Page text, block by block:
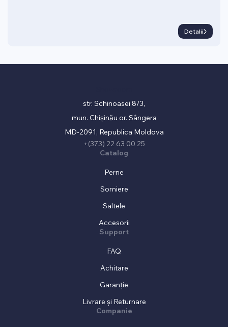
Detalii
str. Schinoasei 8/3,
mun. Chișinău or. Sângera
MD-2091, Republica Moldova
+(373) 22 63 00 25
Catalog
Perne
Somiere
Saltele
Accesorii
Support
FAQ
Achitare
Garanție
Livrare și Returnare
Companie